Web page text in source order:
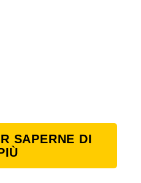
SAPERNE DI